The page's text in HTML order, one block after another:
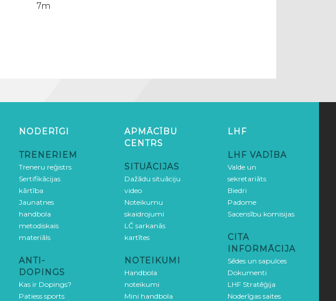
7m
NODERĪGI
TRENERIEM
Treneru reģistrs
Sertifikācijas
kārtība
Jaunatnes
handbola
metodiskais
materiāls
ANTI-
DOPINGS
Kas ir Dopings?
Patiess sports
APMĀCĪBU
CENTRS
SITUĀCIJAS
Dažādu situāciju
video
Noteikumu
skaidrojumi
LČ sarkanās
kartītes
NOTEIKUMI
Handbola
noteikumi
Mini handbola
LHF
LHF VADĪBA
Valde un
sekretariāts
Biedri
Padome
Sacensību komisijas
CITA
INFORMĀCIJA
Sēdes un sapulces
Dokumenti
LHF Stratēģija
Noderīgas saites